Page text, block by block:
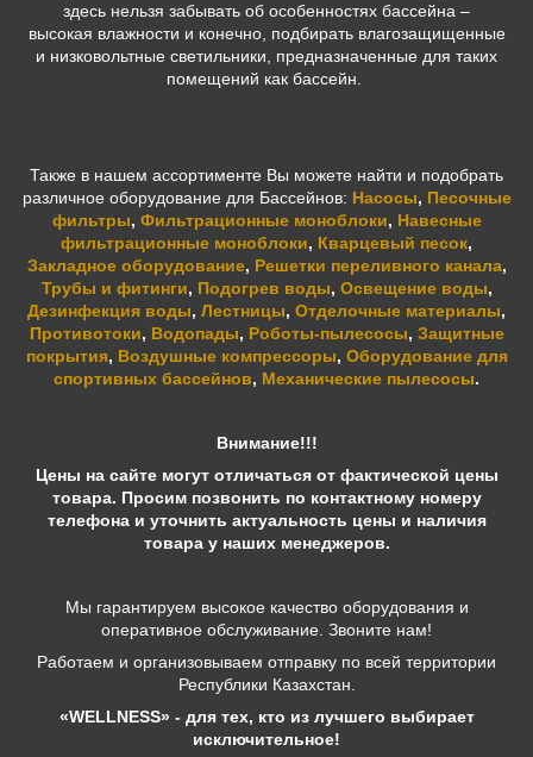
здесь нельзя забывать об особенностях бассейна –
высокая влажности и конечно, подбирать влагозащищенные
и низковольтные светильники, предназначенные для таких
помещений как бассейн.
Также в нашем ассортименте Вы можете найти и подобрать
различное оборудование для Бассейнов: Насосы, Песочные
фильтры, Фильтрационные моноблоки, Навесные
фильтрационные моноблоки, Кварцевый песок,
Закладное оборудование, Решетки переливного канала,
Трубы и фитинги, Подогрев воды, Освещение воды,
Дезинфекция воды, Лестницы, Отделочные материалы,
Противотоки, Водопады, Роботы-пылесосы, Защитные
покрытия, Воздушные компрессоры, Оборудование для
спортивных бассейнов, Механические пылесосы.
Внимание!!!
Цены на сайте могут отличаться от фактической цены
товара. Просим позвонить по контактному номеру
телефона и уточнить актуальность цены и наличия
товара у наших менеджеров.
Мы гарантируем высокое качество оборудования и
оперативное обслуживание. Звоните нам!
Работаем и организовываем отправку по всей территории
Республики Казахстан.
«WELLNESS» - для тех, кто из лучшего выбирает
исключительное!